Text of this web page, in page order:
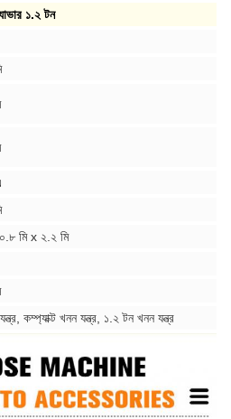
১.২ টন
মি x ২.২ মি
কম্প্যাক্ট খনন যন্ত্র, ১.২ টন খনন যন্ত্র